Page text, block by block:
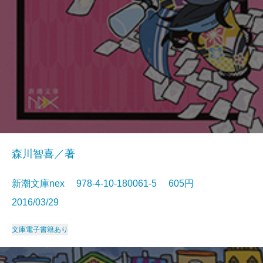
森川智喜／著
新潮文庫nex 978-4-10-180061-5 605円
2016/03/29
文庫電子書籍あり